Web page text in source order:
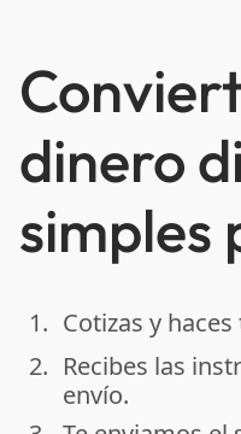
dinero
simples
done
1. Cotizas y
done
2. Recibes las
envío.